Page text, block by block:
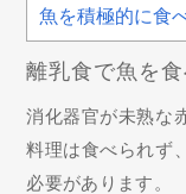
魚を積極的に食
離乳食で魚を食
消化器官が未熟な
料理は食べられず
必要があります。